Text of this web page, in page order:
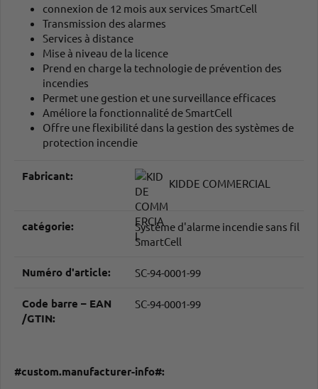
connexion de 12 mois aux services SmartCell
Transmission des alarmes
Services à distance
Mise à niveau de la licence
Prend en charge la technologie de prévention des
incendies
Permet une gestion et une surveillance efficaces
Améliore la fonctionnalité de SmartCell
Offre une flexibilité dans la gestion des systèmes de
protection incendie
#productDetails.itemInformation#
#productDetails.itemValue#
Fabricant:
KIDDE COMMERCIAL
catégorie:
Système d'alarme incendie sans fil
SmartCell
Numéro d'article: SC-94-0001-99
Code barre – EAN
/GTIN:
SC-94-0001-99
#custom.manufacturer-info#: